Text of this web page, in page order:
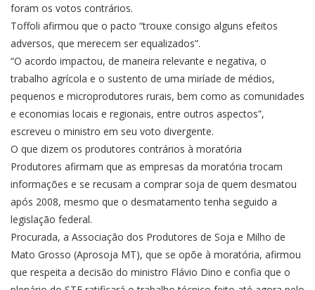
foram os votos contrários.
Toffoli afirmou que o pacto “trouxe consigo alguns efeitos
adversos, que merecem ser equalizados”.
“O acordo impactou, de maneira relevante e negativa, o
trabalho agrícola e o sustento de uma miríade de médios,
pequenos e microprodutores rurais, bem como as comunidades
e economias locais e regionais, entre outros aspectos”,
escreveu o ministro em seu voto divergente.
O que dizem os produtores contrários à moratória
Produtores afirmam que as empresas da moratória trocam
informações e se recusam a comprar soja de quem desmatou
após 2008, mesmo que o desmatamento tenha seguido a
legislação federal.
Procurada, a Associação dos Produtores de Soja e Milho de
Mato Grosso (Aprosoja MT), que se opõe à moratória, afirmou
que respeita a decisão do ministro Flávio Dino e confia que o